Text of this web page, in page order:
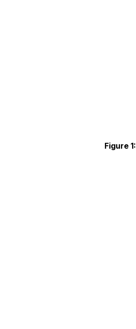
Figure 1: